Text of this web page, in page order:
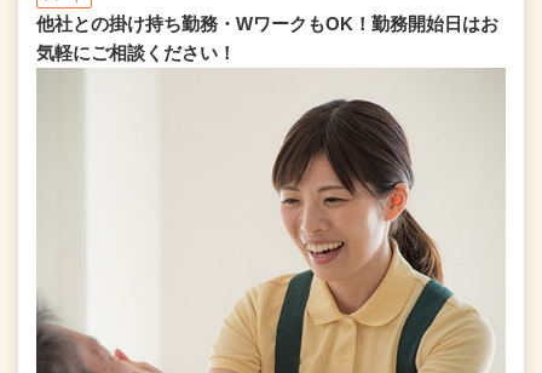
他社との掛け持ち勤務・WワークもOK！勤務開始日はお
気軽にご相談ください！